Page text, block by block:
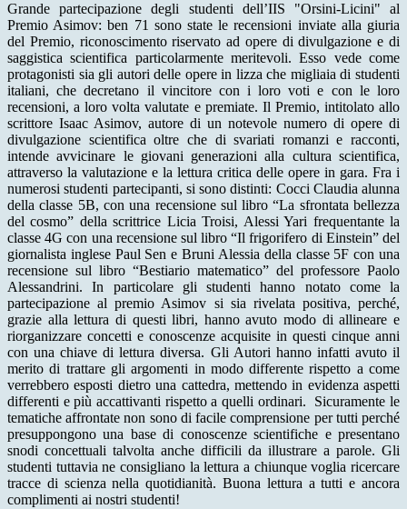
Grande partecipazione degli studenti dell’IIS "Orsini-Licini" al
Premio Asimov: ben 71 sono state le recensioni inviate alla giuria
del Premio, riconoscimento riservato ad opere di divulgazione e di
saggistica scientifica particolarmente meritevoli. Esso vede come
protagonisti sia gli autori delle opere in lizza che migliaia di studenti
italiani, che decretano il vincitore con i loro voti e con le loro
recensioni, a loro volta valutate e premiate. Il Premio, intitolato allo
scrittore Isaac Asimov, autore di un notevole numero di opere di
divulgazione scientifica oltre che di svariati romanzi e racconti,
intende avvicinare le giovani generazioni alla cultura scientifica,
attraverso la valutazione e la lettura critica delle opere in gara. Fra i
numerosi studenti partecipanti, si sono distinti: Cocci Claudia alunna
della classe 5B, con una recensione sul libro “La sfrontata bellezza
del cosmo” della scrittrice Licia Troisi, Alessi Yari frequentante la
classe 4G con una recensione sul libro “Il frigorifero di Einstein” del
giornalista inglese Paul Sen e Bruni Alessia della classe 5F con una
recensione sul libro “Bestiario matematico” del professore Paolo
Alessandrini. In particolare gli studenti hanno notato come la
partecipazione al premio Asimov si sia rivelata positiva, perché,
grazie alla lettura di questi libri, hanno avuto modo di allineare e
riorganizzare concetti e conoscenze acquisite in questi cinque anni
con una chiave di lettura diversa. Gli Autori hanno infatti avuto il
merito di trattare gli argomenti in modo differente rispetto a come
verrebbero esposti dietro una cattedra, mettendo in evidenza aspetti
differenti e più accattivanti rispetto a quelli ordinari.
Sicuramente le
tematiche affrontate non sono di facile comprensione per tutti perché
presuppongono una base di conoscenze scientifiche e presentano
snodi concettuali talvolta anche difficili da illustrare a parole. Gli
studenti tuttavia ne consigliano la lettura a chiunque voglia ricercare
tracce di scienza nella quotidianità. Buona lettura a tutti e ancora
complimenti ai nostri studenti!